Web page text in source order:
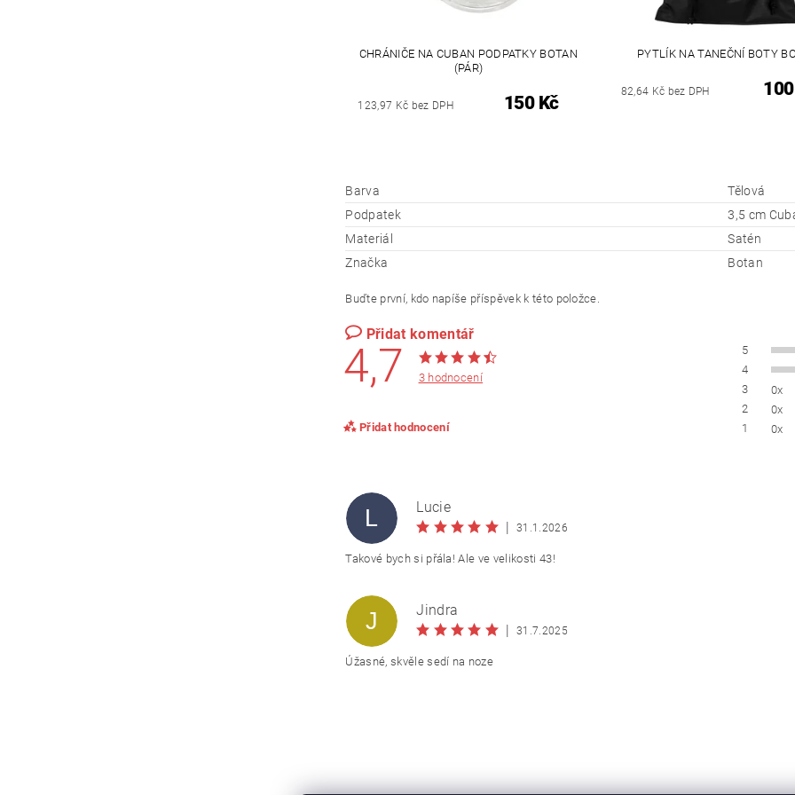
CHRÁNIČE NA CUBAN PODPATKY BOTAN
(PÁR)
123,97 Kč bez DPH 150 Kč
PYTLÍK NA TANEČNÍ BOTY
82,64 Kč bez DPH
Barva
Tělová
Podpatek
3,5 cm
Materiál
Satén
Značka
Botan
Buďte první, kdo napíše příspěvek k této položce.
Přidat komentář
4,7 3 hodnocení
Přidat hodnocení
5
4
3
0x
2
0x
1
0x
L
Lucie
31.1.2026
Takové bych si přála! Ale ve velikosti 43!
J
Jindra
31.7.2025
Úžasné, skvěle sedí na noze